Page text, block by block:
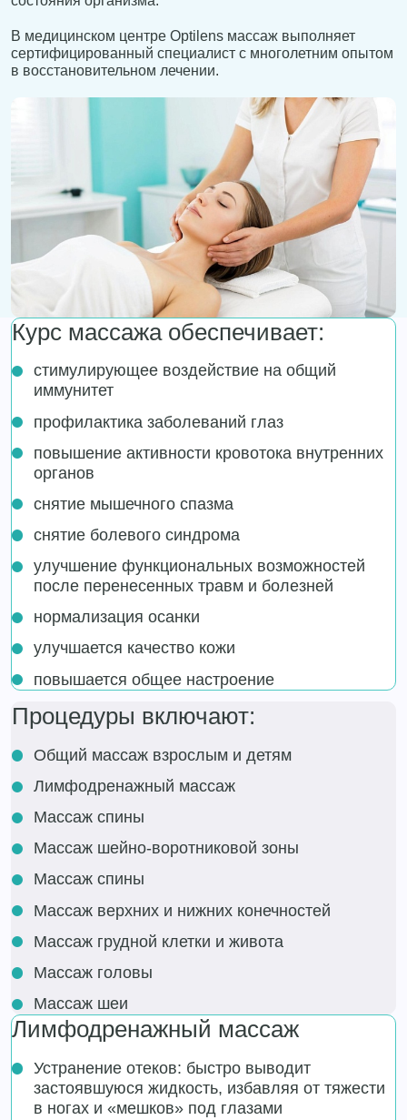
В медицинском центре Optilens массаж выполняет
сертифицированный специалист с многолетним опытом
в восстановительном лечении.
Курс массажа обеспечивает:
стимулирующее воздействие на общий
иммунитет
профилактика заболеваний глаз
повышение активности кровотока внутренних
органов
снятие мышечного спазма
снятие болевого синдрома
улучшение функциональных возможностей
после перенесенных травм и болезней
нормализация осанки
улучшается качество кожи
повышается общее настроение
Процедуры включают:
Общий массаж взрослым и детям
Лимфодренажный массаж
Массаж спины
Массаж шейно-воротниковой зоны
Массаж спины
Массаж верхних и нижних конечностей
Массаж грудной клетки и живота
Массаж головы
Массаж шеи
Лимфодренажный массаж
Устранение отеков: быстро выводит
застоявшуюся жидкость, избавляя от тяжести
в ногах и «мешков» под глазами